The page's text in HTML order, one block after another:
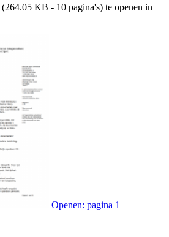
KB - 10 pagina's) te openen in
Openen: pagina 1